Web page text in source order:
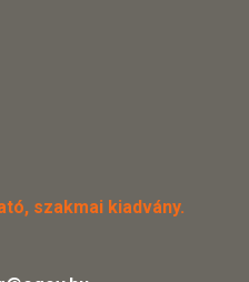
szakmai kiadvány.